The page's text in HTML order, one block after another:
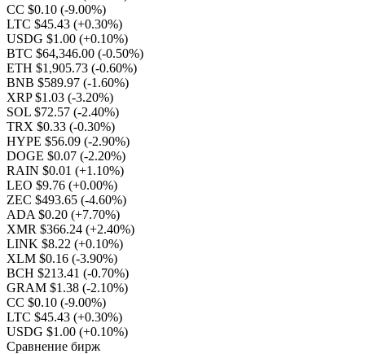
CC $0.10 (-9.00%)
LTC $45.43 (+0.30%)
USDG $1.00 (+0.10%)
BTC $64,346.00 (-0.50%)
ETH $1,905.73 (-0.60%)
BNB $589.97 (-1.60%)
XRP $1.03 (-3.20%)
SOL $72.57 (-2.40%)
TRX $0.33 (-0.30%)
HYPE $56.09 (-2.90%)
DOGE $0.07 (-2.20%)
RAIN $0.01 (+1.10%)
LEO $9.76 (+0.00%)
ZEC $493.65 (-4.60%)
ADA $0.20 (+7.70%)
XMR $366.24 (+2.40%)
LINK $8.22 (+0.10%)
XLM $0.16 (-3.90%)
BCH $213.41 (-0.70%)
GRAM $1.38 (-2.10%)
CC $0.10 (-9.00%)
LTC $45.43 (+0.30%)
USDG $1.00 (+0.10%)
Сравнение бирж